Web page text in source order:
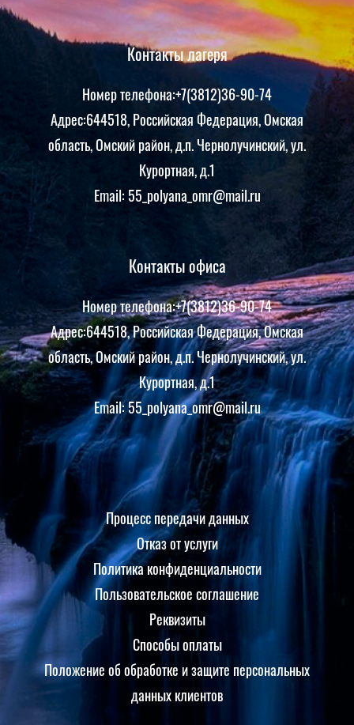
Контакты лагеря
Номер телефона:+7(3812)36-90-74
Адрес:644518, Российская Федерация, Омская
область, Омский район, д.п. Чернолучинский, ул.
Курортная, д.1
Email: 55_polyana_omr@mail.ru
Контакты офиса
Номер телефона:+7(3812)36-90-74
Адрес:644518, Российская Федерация, Омская
область, Омский район, д.п. Чернолучинский, ул.
Курортная, д.1
Email: 55_polyana_omr@mail.ru
Процесс передачи данных
Отказ от услуги
Политика конфиденциальности
Пользовательское соглашение
Реквизиты
Способы оплаты
Положение об обработке и защите персональных
данных клиентов